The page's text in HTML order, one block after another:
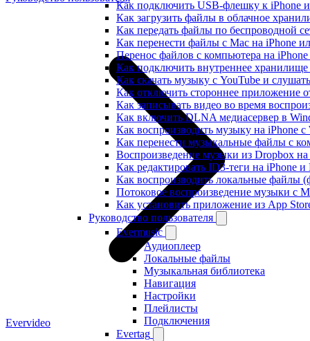
Как подключить USB-флешку к iPhone
Как загрузить файлы в облачное
Как передать файлы по беспроводной
Как перенести файлы с Mac на iPhone
Перенос файлов с компьютера на
Как подключить внутреннее
Как скачать музыку с YouTube и
Как отключить стороннее приложение
Как записывать видео во время
Как включить DLNA медиасервер в
Как воспроизводить музыку на iPhone
Как перенести музыкальные файлы с
Воспроизведение музыки из Dropbox
Как редактировать ID3-теги на iPhone и
Как воспроизводить локальные файлы
Потоковое воспроизведение музыки с
Как установить приложение из App
Руководство пользователя
Evermusic
Аудиоплеер
Локальные файлы
Музыкальная библиотека
Навигация
Настройки
Плейлисты
Подключения
Evertag
Evervideo